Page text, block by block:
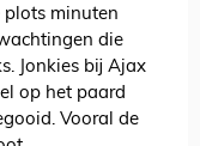
plots minuten
die
Jonkies bij Ajax
op het paard
Vooral de